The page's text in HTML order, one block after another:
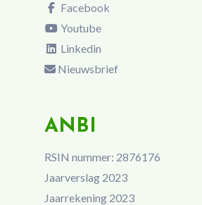
Facebook
Youtube
Linkedin
Nieuwsbrief
ANBI
RSIN nummer: 2876176
Jaarverslag 2023
Jaarrekening 2023